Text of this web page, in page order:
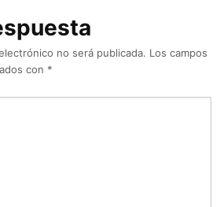
no será publicada. Los campos
con *